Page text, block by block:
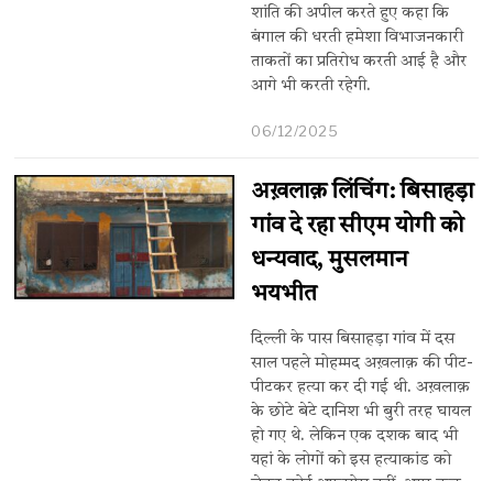
शांति की अपील करते हुए कहा कि
बंगाल की धरती हमेशा विभाजनकारी
ताकतों का प्रतिरोध करती आई है और
आगे भी करती रहेगी.
06/12/2025
अख़लाक़ लिंचिंग: बिसाहड़ा
गांव दे रहा सीएम योगी को
धन्यवाद, मुसलमान
भयभीत
दिल्ली के पास बिसाहड़ा गांव में दस
साल पहले मोहम्मद अख़लाक़ की पीट-
पीटकर हत्या कर दी गई थी. अख़लाक़
के छोटे बेटे दानिश भी बुरी तरह घायल
हो गए थे. लेकिन एक दशक बाद भी
यहां के लोगों को इस हत्याकांड को